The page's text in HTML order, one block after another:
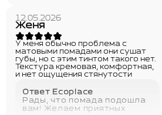
12.05.2026
Женя
У меня обычно проблема с
матовыми помадами они сушат
губы, но с этим тинтом такого нет.
Текстура кремовая, комфортная,
и нет ощущения стянутости
Ответ Ecoplace
Рады, что помада подошла
вам! Желаем приятных